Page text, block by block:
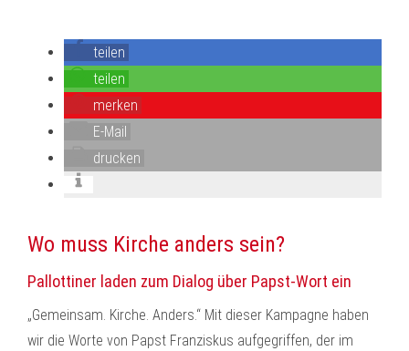
teilen
teilen
merken
E-Mail
drucken
Wo muss Kirche anders sein?
Pallottiner laden zum Dialog über Papst-Wort ein
„Gemeinsam. Kirche. Anders.“ Mit dieser Kampagne haben
wir die Worte von Papst Franziskus aufgegriffen, der im